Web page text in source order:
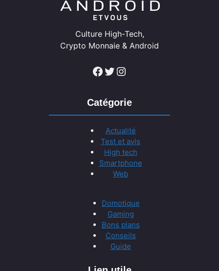
Culture High-Tech,
Crypto Monnaie & Android
Facebook Twitter Instagram
Catégorie
Actualité
Test et avis
High tech
Smartphone
Web
Domotique
Gaming
Bons plans
Conseils
Guide